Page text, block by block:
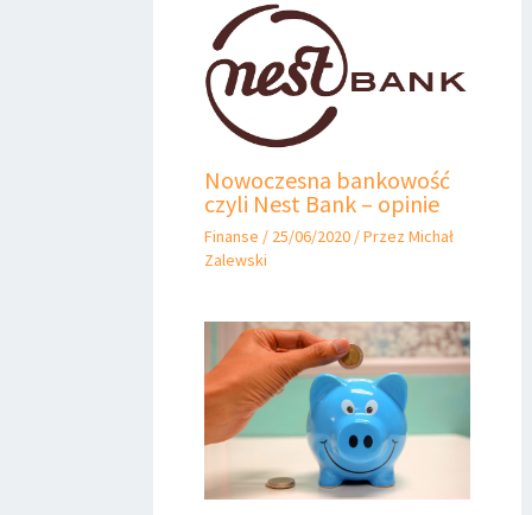
Nowoczesna bankowość
czyli Nest Bank – opinie
Finanse / 25/06/2020 / PrzezMichał
Zalewski